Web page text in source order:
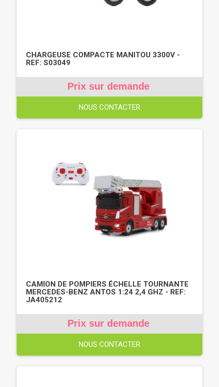
CHARGEUSE COMPACTE MANITOU 3300V -
REF: S03049
Prix sur demande
NOUS CONTACTER
CAMION DE POMPIERS ÉCHELLE TOURNANTE
MERCEDES-BENZ ANTOS 1:24 2,4 GHZ - REF:
JA405212
Prix sur demande
NOUS CONTACTER